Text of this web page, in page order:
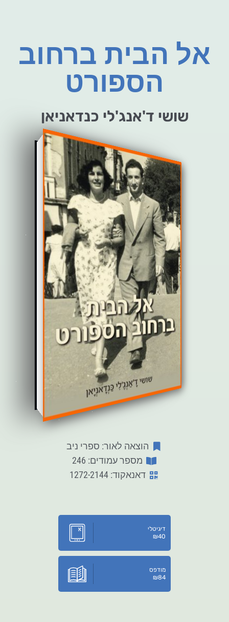
אל הבית ברחוב
הספורט
שושי ד'אנג'לי כנדאניאן
הוצאה לאור: ספרי ניב
מספר עמודים: 246
דאנאקוד: 1272-2144
דיגיטלי
₪40
מודפס
₪84